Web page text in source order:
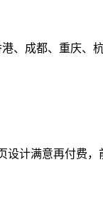
、成都、重庆、
设计满意再付费